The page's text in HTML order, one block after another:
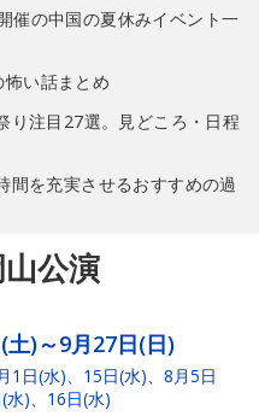
催の中国の夏休みイベント一
い話まとめ
り注目27選。見どころ・日程
間を充実させるおすすめの過
公演
土)～9月27日(日)
1日(水)、15日(水)、8月5日
水)、16日(水)